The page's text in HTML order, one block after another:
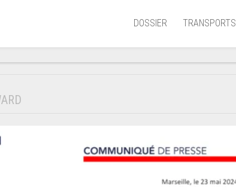
DOSSIER TRANSPORTS
Aérien
Ferroviaire
Lagunaire